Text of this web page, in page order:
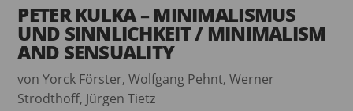
PETER KULKA – MINIMALISMUS
UND SINNLICHKEIT / MINIMALISM
AND SENSUALITY
von Yorck Förster, Wolfgang Pehnt, Werner
Strodthoff, Jürgen Tietz